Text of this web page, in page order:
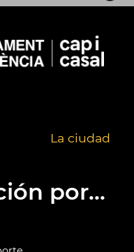
La ciudad
por...